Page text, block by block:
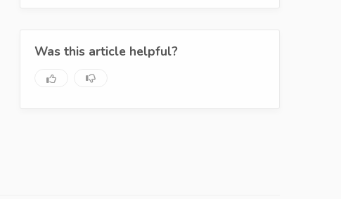
Was this article helpful?